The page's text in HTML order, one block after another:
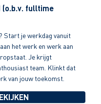
(o.b.v. fulltime
Start je werkdag vanuit
het werk en werk aan
Je krijgt
team. Klinkt dat
van jouw toekomst.